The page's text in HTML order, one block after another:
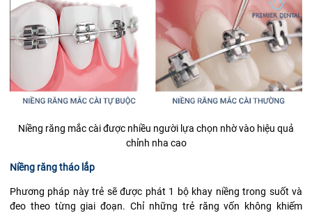
Niềng răng mắc cài được nhiều người lựa chọn nhờ vào hiệu quả
chỉnh nha cao
Niềng răng tháo lắp
Phương pháp này trẻ sẽ được phát 1 bộ khay niềng trong suốt và
đeo theo từng giai đoạn. Chỉ những trẻ răng vốn không khiếm